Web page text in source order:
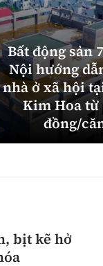
Bất động sản
Nội hướng
nhà ở xã hội
Kim Hoa từ
đồng/
bịt kẽ hở